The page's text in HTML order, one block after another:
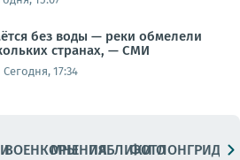
без воды — реки обмелели
странах, — СМИ
Сегодня, 17:34
ВОЕНКОРЫМНЕНИЯПАБЛИКИ
ФОТОЛОНГРИДЫ